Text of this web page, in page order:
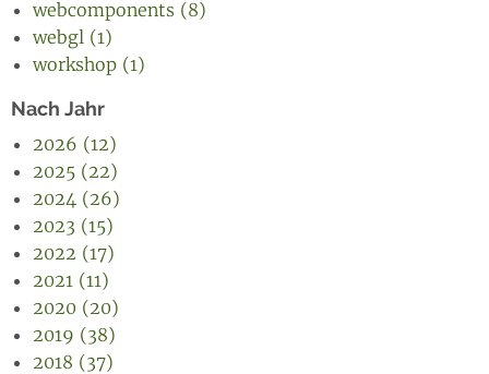
webcomponents (8)
webgl (1)
workshop (1)
Nach Jahr
2026 (12)
2025 (22)
2024 (26)
2023 (15)
2022 (17)
2021 (11)
2020 (20)
2019 (38)
2018 (37)